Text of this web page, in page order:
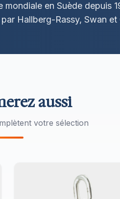
en Suède depuis
Hallberg-Rassy, Swan et
aussi
votre sélection